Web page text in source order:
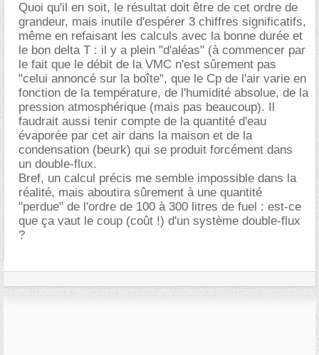
Quoi qu'il en soit, le résultat doit être de cet ordre de
grandeur, mais inutile d'espérer 3 chiffres significatifs,
même en refaisant les calculs avec la bonne durée et
le bon delta T : il y a plein "d'aléas" (à commencer par
le fait que le débit de la VMC n'est sûrement pas
"celui annoncé sur la boîte", que le Cp de l'air varie en
fonction de la température, de l'humidité absolue, de la
pression atmosphérique (mais pas beaucoup). Il
faudrait aussi tenir compte de la quantité d'eau
évaporée par cet air dans la maison et de la
condensation (beurk) qui se produit forcément dans
un double-flux.
Bref, un calcul précis me semble impossible dans la
réalité, mais aboutira sûrement à une quantité
"perdue" de l'ordre de 100 à 300 litres de fuel : est-ce
que ça vaut le coup (coût !) d'un système double-flux
?